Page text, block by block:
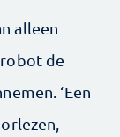
alleen
de
‘Een